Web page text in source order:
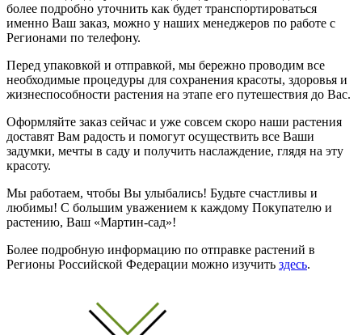
более подробно уточнить как будет транспортироваться
именно Ваш заказ, можно у наших менеджеров по работе с
Регионами по телефону.
Перед упаковкой и отправкой, мы бережно проводим все
необходимые процедуры для сохранения красоты, здоровья и
жизнеспособности растения на этапе его путешествия до Вас.
Оформляйте заказ сейчас и уже совсем скоро наши растения
доставят Вам радость и помогут осуществить все Ваши
задумки, мечты в саду и получить наслаждение, глядя на эту
красоту.
Мы работаем, чтобы Вы улыбались! Будьте счастливы и
любимы! С большим уважением к каждому Покупателю и
растению, Ваш «Мартин-сад»!
Более подробную информацию по отправке растений в
Регионы Российской Федерации можно изучить здесь.